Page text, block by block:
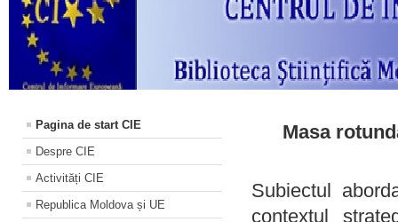
Pagina de start CIE
Despre CIE
Activități CIE
Republica Moldova și UE
Masa
Subiectul
contextul